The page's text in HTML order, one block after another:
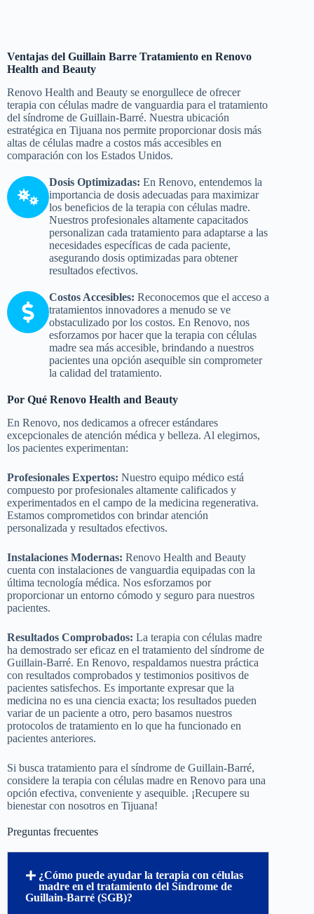
Ventajas del Guillain Barre Tratamiento en Renovo
Health and Beauty
Renovo Health and Beauty se enorgullece de ofrecer
terapia con células madre de vanguardia para el tratamiento
del síndrome de Guillain-Barré. Nuestra ubicación
estratégica en Tijuana nos permite proporcionar dosis más
altas de células madre a costos más accesibles en
comparación con los Estados Unidos.
Dosis Optimizadas: En Renovo, entendemos la
importancia de dosis adecuadas para maximizar
los beneficios de la terapia con células madre.
Nuestros profesionales altamente capacitados
personalizan cada tratamiento para adaptarse a las
necesidades específicas de cada paciente,
asegurando dosis optimizadas para obtener
resultados efectivos.
Costos Accesibles: Reconocemos que el acceso a
tratamientos innovadores a menudo se ve
obstaculizado por los costos. En Renovo, nos
esforzamos por hacer que la terapia con células
madre sea más accesible, brindando a nuestros
pacientes una opción asequible sin comprometer
la calidad del tratamiento.
Por Qué Renovo Health and Beauty
En Renovo, nos dedicamos a ofrecer estándares
excepcionales de atención médica y belleza. Al elegirnos,
los pacientes experimentan:
Profesionales Expertos: Nuestro equipo médico está
compuesto por profesionales altamente calificados y
experimentados en el campo de la medicina regenerativa.
Estamos comprometidos con brindar atención
personalizada y resultados efectivos.
Instalaciones Modernas: Renovo Health and Beauty
cuenta con instalaciones de vanguardia equipadas con la
última tecnología médica. Nos esforzamos por
proporcionar un entorno cómodo y seguro para nuestros
pacientes.
Resultados Comprobados: La terapia con células madre
ha demostrado ser eficaz en el tratamiento del síndrome de
Guillain-Barré. En Renovo, respaldamos nuestra práctica
con resultados comprobados y testimonios positivos de
pacientes satisfechos. Es importante expresar que la
medicina no es una ciencia exacta; los resultados pueden
variar de un paciente a otro, pero basamos nuestros
protocolos de tratamiento en lo que ha funcionado en
pacientes anteriores.
Si busca tratamiento para el síndrome de Guillain-Barré,
considere la terapia con células madre en Renovo para una
opción efectiva, conveniente y asequible. ¡Recupere su
bienestar con nosotros en Tijuana!
Preguntas frecuentes
¿Cómo puede ayudar la terapia con células
madre en el tratamiento del Síndrome de
Guillain-Barré (SGB)?